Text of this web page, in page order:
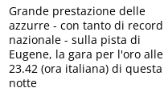
Grande prestazione delle
azzurre - con tanto di record
nazionale - sulla pista di
Eugene, la gara per l'oro alle
23.42 (ora italiana) di questa
notte